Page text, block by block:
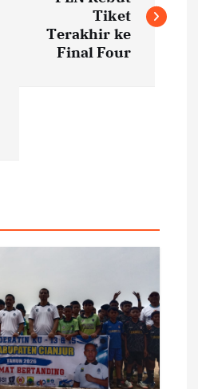
Tiket
Terakhir ke
Final Four